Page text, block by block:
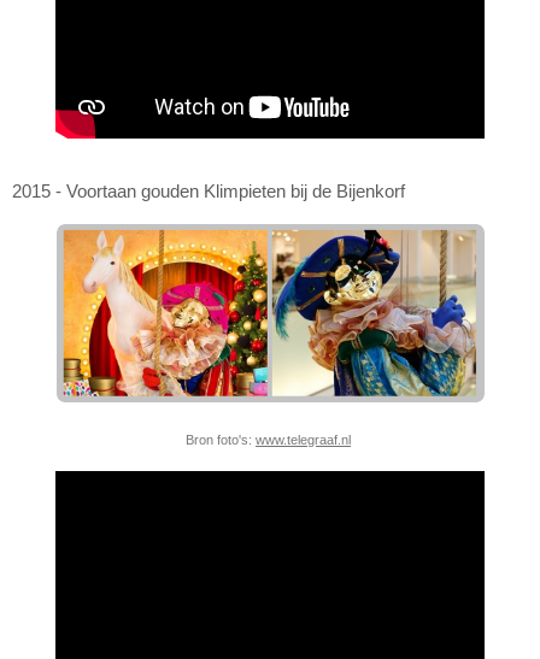
2015 - Voortaan gouden Klimpieten bij de Bijenkorf
Bron foto's: www.telegraaf.nl